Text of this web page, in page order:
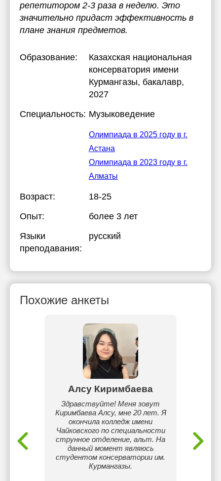
репетитором 2-3 раза в неделю. Это
значительно придаст эффективность в
плане знания предметов.
Образование:
Казахская национальная
консерватория имени
Курмангазы, бакалавр,
2027
Специальность: Музыковедение
Олимпиада в 2025 году в г.
Астана
Олимпиада в 2023 году в г.
Алматы
Возраст:
18-25
Опыт:
более 3 лет
Языки
преподавания:
русский
Похожие анкеты
Алсу Киримбаева
Здравствуйте! Меня зовут
Киримбаева Алсу, мне 20 лет. Я
окончила колледж имени
Чайковского по специальности
струнное отделение, альт. На
данный момент являюсь
студентом консерватории им.
Курмангазы.